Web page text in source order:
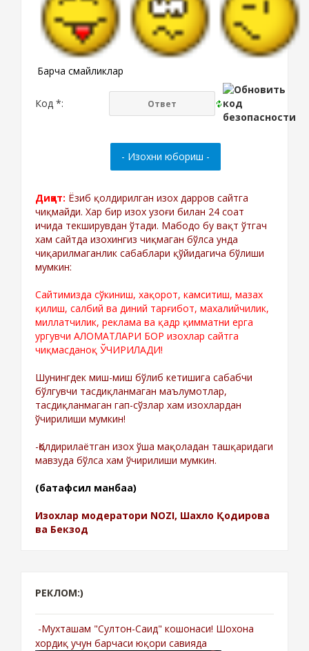
Барча смайликлар
Код *:
Диққат: Ёзиб қолдирилган изох дарров сайтга
чиқмайди. Хар бир изох узоғи билан 24 соат
ичида текширувдан ўтади. Мабодо бу вақт ўтгач
хам сайтда изохингиз чиқмаган бўлса унда
чиқарилмаганлик сабаблари қўйидагича бўлиши
мумкин:
Сайтимизда сўкиниш, хақорот, камситиш, мазах
қилиш, салбий ва диний тарғибот, махалийчилик,
миллатчилик, реклама ва қадр қимматни ерга
ургувчи АЛОМАТЛАРИ БОР изохлар сайтга
чиқмасданоқ ЎЧИРИЛАДИ!
Шунингдек миш-миш бўлиб кетишига сабабчи
бўлгувчи тасдиқланмаган маълумотлар,
тасдиқланмаган гап-сўзлар хам изохлардан
ўчирилиши мумкин!
-Қолдирилаётган изох ўша мақоладан ташқаридаги
мавзуда бўлса хам ўчирилиши мумкин.
(батафсил манбаа)
Изохлар модератори NOZI, Шахло Қодирова
ва Бекзод
РЕКЛОМ:)
-Мухташам "Султон-Саид" кошонаси! Шохона
хордиқ учун барчаси юқори савияда